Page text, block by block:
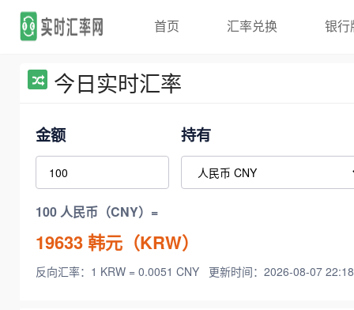
首页 汇率兑换 银行
今日实时汇率
金额 持有
100 人民币（CNY）=
19633韩元（KRW）
反向汇率：1 KRW = 0.0051 CNY 更新时间：2026-08-07